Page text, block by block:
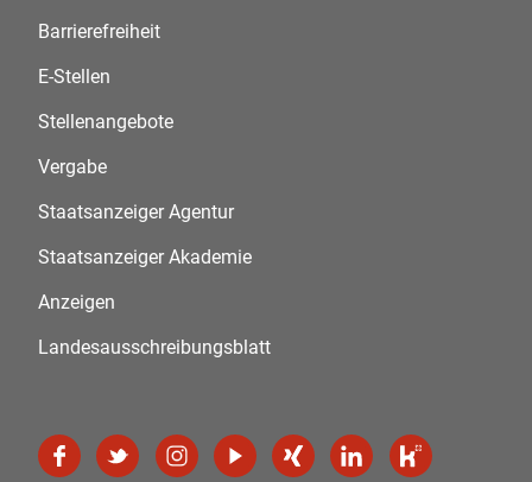
Barrierefreiheit
E-Stellen
Stellenangebote
Vergabe
Staatsanzeiger Agentur
Staatsanzeiger Akademie
Anzeigen
Landesausschreibungsblatt